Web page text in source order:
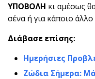
ΥΠΟΒΟΛΗ κι αμέσως
σένα ή για κάποιο
Διάβασε επίσης:
Ημερήσιες
Ζώδια Σήμερα: